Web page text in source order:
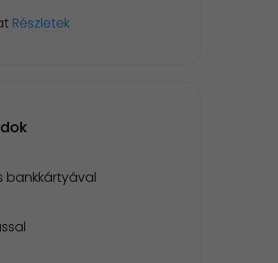
Részletek
bankkártyával